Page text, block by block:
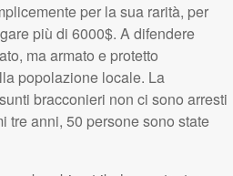
per la sua rarità, per
più di 6000$. A difendere
ma armato e protetto
popolazione locale. La
bracconieri non ci sono arresti
tre anni, 50 persone sono state